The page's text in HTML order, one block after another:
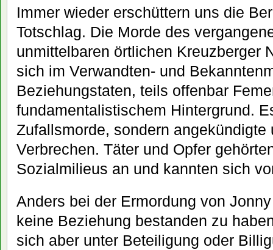
Immer wieder erschüttern uns die
Totschlag. Die Morde des
unmittelbaren örtlichen Kreuzberger
sich im Verwandten- und
Beziehungstaten, teils offenbar
fundamentalistischem Hintergrund.
Zufallsmorde, sondern angekündigte
Verbrechen. Täter und Opfer
Sozialmilieus an und kannten sich
Anders bei der Ermordung von
keine Beziehung bestanden zu
sich aber unter Beteiligung oder